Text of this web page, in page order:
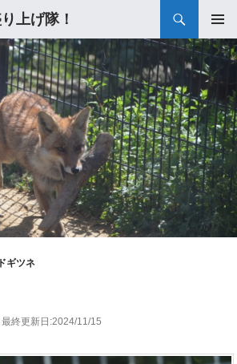
上げ隊！
メインメ
ニュー
ギツネ
最終更新日:2024/11/15